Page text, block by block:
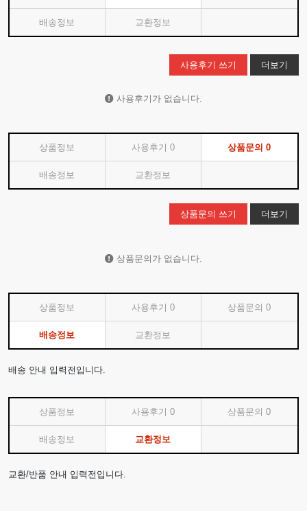
배송정보 교환정보
사용후기 쓰기 더보기
사용후기가 없습니다.
상품정보 사용후기 0 상품문의0
배송정보 교환정보
상품문의 쓰기 더보기
상품문의가 없습니다.
상품정보 사용후기 0 상품문의0
배송정보 교환정보
배송 안내 입력전입니다.
상품정보 사용후기 0 상품문의0
배송정보 교환정보
교환/반품 안내 입력전입니다.